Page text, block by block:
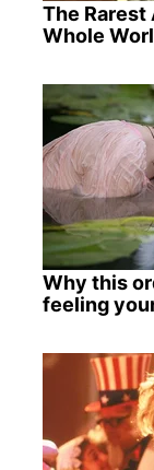
The Rarest
Whole
Why this
feeling